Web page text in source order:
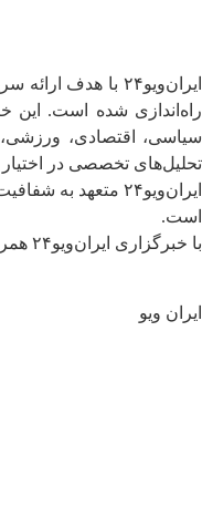
ایران‌ویو۲۴ با
راه‌اندازی شده است. این
سیاسی، اقتصادی،
تحلیل‌های تخصصی در
ایران‌ویو۲۴
است.
با خبرگزاری ایران‌ویو۲۴ همراه باشید.
ایران ویو